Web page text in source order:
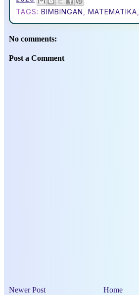
TAGS: BIMBINGAN MATEMATIKA
No comments:
Post a Comment
Newer Post
Home